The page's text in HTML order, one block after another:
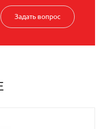
Задать вопрос